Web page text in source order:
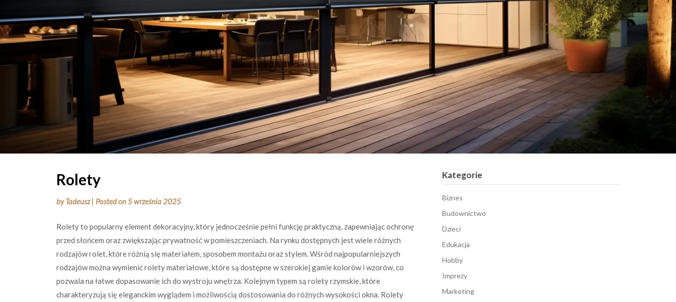
Rolety
byTadeusz | Posted on5 września 2025
Rolety to popularny element dekoracyjny, który jednocześnie pełni funkcję praktyczną, zapewniając ochronę
przed słońcem oraz zwiększając prywatność w pomieszczeniach. Na rynku dostępnych jest wiele różnych
rodzajów rolet, które różnią się materiałem, sposobem montażu oraz stylem. Wśród najpopularniejszych
rodzajów można wymienić rolety materiałowe, które są dostępne w szerokiej gamie kolorów i wzorów, co
pozwala na łatwe dopasowanie ich do wystroju wnętrza. Kolejnym typem są rolety rzymskie, które
charakteryzują się eleganckim wyglądem i możliwością dostosowania do różnych wysokości okna. Rolety
Kategorie
Biznes
Budownictwo
Dzieci
Edukacja
Hobby
Imprezy
Marketing